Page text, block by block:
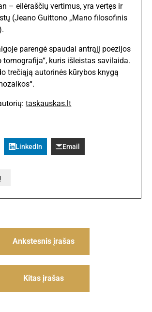
– eilėraščių vertimus, yra vertęs ir
(Jeano Guittono „Mano filosofinis
parengė spaudai antrąjį poezijos
tomografija“, kuris išleistas savilaida.
trečiąją autorinės kūrybos knygą
taskauskas.lt
LinkedIn Email
Ankstesnis įrašas
Kitas įrašas